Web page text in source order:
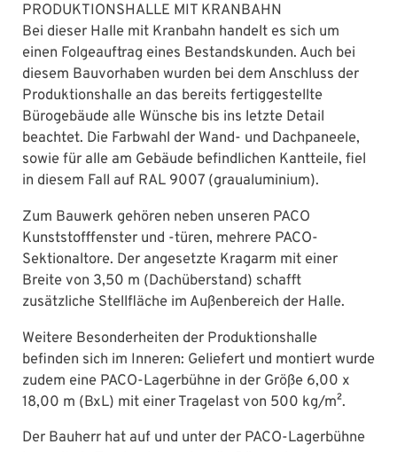
PRODUKTIONSHALLE MIT KRANBAHN
Bei dieser Halle mit Kranbahn handelt es sich um
einen Folgeauftrag eines Bestandskunden. Auch bei
diesem Bauvorhaben wurden bei dem Anschluss der
Produktionshalle an das bereits fertiggestellte
Bürogebäude alle Wünsche bis ins letzte Detail
beachtet. Die Farbwahl der Wand- und Dachpaneele,
sowie für alle am Gebäude befindlichen Kantteile, fiel
in diesem Fall auf RAL 9007 (graualuminium).
Zum Bauwerk gehören neben unseren PACO
Kunststofffenster und -türen, mehrere PACO-
Sektionaltore. Der angesetzte Kragarm mit einer
Breite von 3,50 m (Dachüberstand) schafft
zusätzliche Stellfläche im Außenbereich der Halle.
Weitere Besonderheiten der Produktionshalle
befinden sich im Inneren: Geliefert und montiert wurde
zudem eine PACO-Lagerbühne in der Größe 6,00 x
18,00 m (BxL) mit einer Tragelast von 500 kg/m².
Der Bauherr hat auf und unter der PACO-Lagerbühne